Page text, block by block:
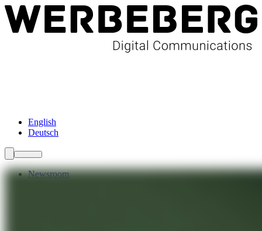
English
Deutsch
Newsroom